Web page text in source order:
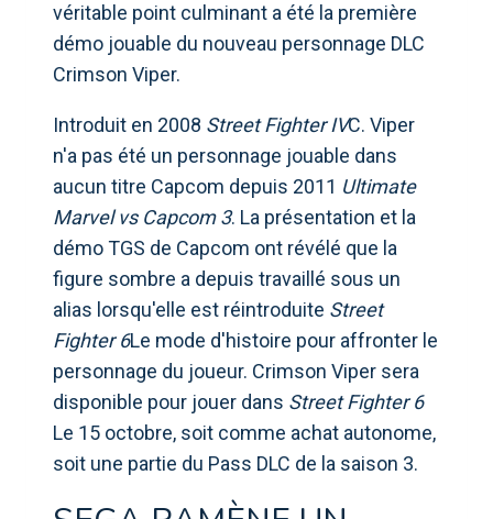
véritable point culminant a été la première
démo jouable du nouveau personnage DLC
Crimson Viper.
Introduit en 2008 Street Fighter IVC. Viper
n'a pas été un personnage jouable dans
aucun titre Capcom depuis 2011 Ultimate
Marvel vs Capcom 3. La présentation et la
démo TGS de Capcom ont révélé que la
figure sombre a depuis travaillé sous un
alias lorsqu'elle est réintroduite Street
Fighter 6Le mode d'histoire pour affronter le
personnage du joueur. Crimson Viper sera
disponible pour jouer dans Street Fighter 6
Le 15 octobre, soit comme achat autonome,
soit une partie du Pass DLC de la saison 3.